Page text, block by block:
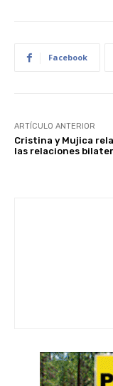
Facebook
ARTÍCULO ANTERIOR
Cristina y Mujica
las relaciones